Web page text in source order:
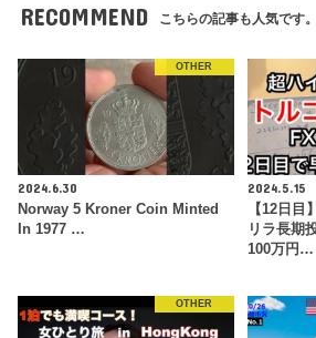
RECOMMEND こちらの記事も人気です。
OTHER
2024.6.30
Norway 5 Kroner Coin Minted
In 1977 …
2024.5.15
【12日目
リラ長期
100万円…
OTHER